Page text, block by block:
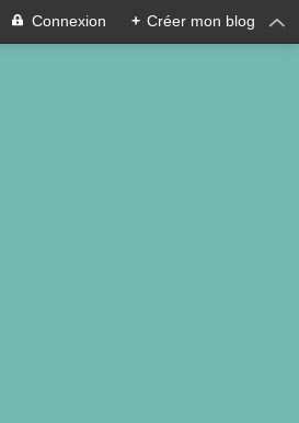
Connexion + Créer mon blog